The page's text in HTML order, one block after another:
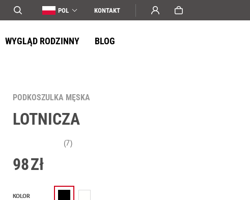
POL KONTAKT
WYGLĄD RODZINNY BLOG
PODKOSZULKA MĘSKA
LOTNICZA
(7)
98Zł
KOLOR